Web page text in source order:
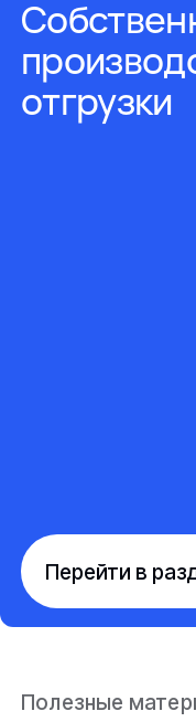
отгрузки
Перейти в
Полезные